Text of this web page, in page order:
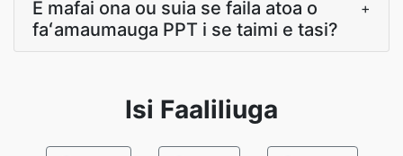
E mafai ona ou suia se faila atoa o
faʻamaumauga PPT i se taimi e tasi?
+
Isi Faaliliuga